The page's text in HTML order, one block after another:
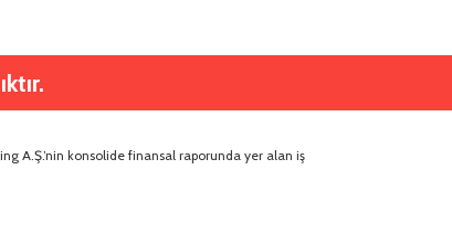
A.Ş.’nin konsolide finansal raporunda yer alan iş